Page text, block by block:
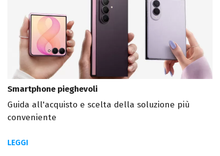
Smartphone pieghevoli
Guida all'acquisto e scelta della soluzione più
conveniente
LEGGI